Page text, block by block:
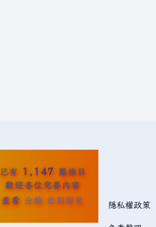
已有 1,147 篇條目
歡迎各位完善內容
查看 分類 近期變更 隱私權政策